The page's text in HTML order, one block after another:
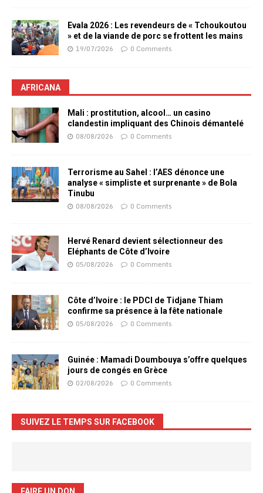
Evala 2026 : Les revendeurs de « Tchoukoutou
» et de la viande de porc se frottent les mains
19/07/2026 0 Comments
AFRICANA
Mali : prostitution, alcool… un casino
clandestin impliquant des Chinois démantelé
08/08/2026 0 Comments
Terrorisme au Sahel : l’AES dénonce une
analyse « simpliste et surprenante » de Bola
Tinubu
08/08/2026 0 Comments
Hervé Renard devient sélectionneur des
Eléphants de Côte d’Ivoire
05/08/2026 0 Comments
Côte d’Ivoire : le PDCI de Tidjane Thiam
confirme sa présence à la fête nationale
05/08/2026 0 Comments
Guinée : Mamadi Doumbouya s’offre quelques
jours de congés en Grèce
02/08/2026 0 Comments
SUIVEZ LE TEMPS SUR FACEBOOK